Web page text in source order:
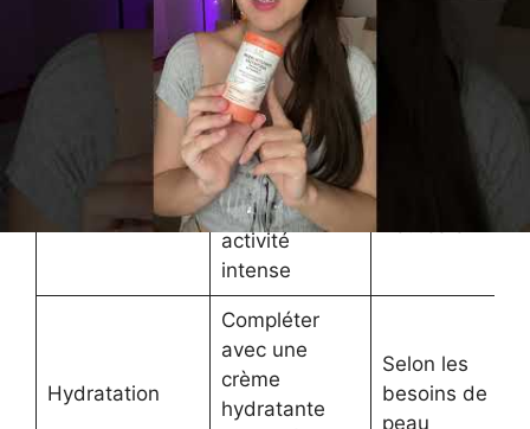
Première
application
uniformément
sur peau
sèche avant
exposition
Renouvellement
Appliquer
après chaque
baignade ou
activité
intense
Toutes les 2
heures environ
Hydratation
Compléter
avec une
crème
hydratante
Selon les
besoins de la
peau